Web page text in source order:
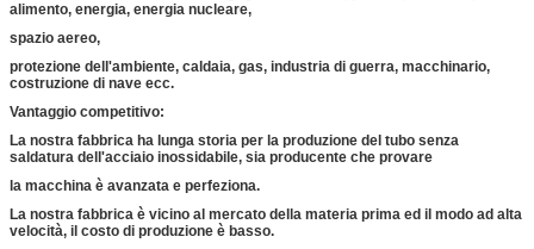
alimento, energia, energia nucleare,
spazio aereo,
protezione dell'ambiente, caldaia, gas, industria di guerra, macchinario,
costruzione di nave ecc.
Vantaggio competitivo:
La nostra fabbrica ha lunga storia per la produzione del tubo senza
saldatura dell'acciaio inossidabile, sia producente che provare
la macchina è avanzata e perfeziona.
La nostra fabbrica è vicino al mercato della materia prima ed il modo ad alta
velocità, il costo di produzione è basso.